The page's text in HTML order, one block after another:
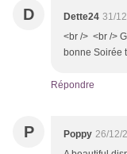
D Dette24 31/
<br /> <br />
bonne Soirée
Répondre
P Poppy 26/12/